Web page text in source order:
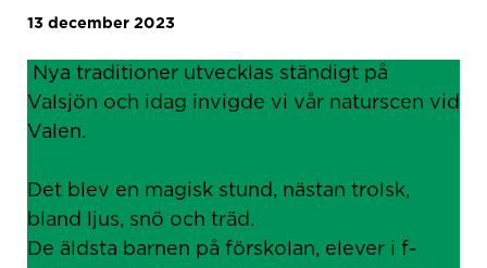
13 december 2023
Nya traditioner utvecklas ständigt på
Valsjön och idag invigde vi vår naturscen vid
Valen.
Det blev en magisk stund, nästan trolsk,
bland ljus, snö och träd.
De äldsta barnen på förskolan, elever i f-